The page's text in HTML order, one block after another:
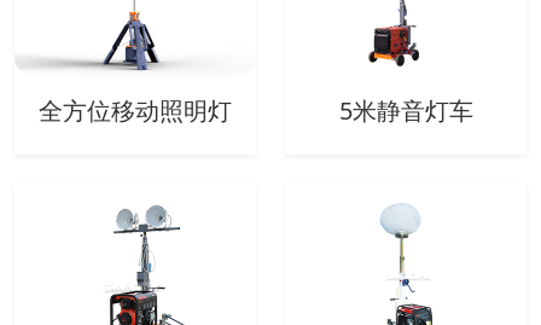
全方位移动照明灯 5米静音灯车